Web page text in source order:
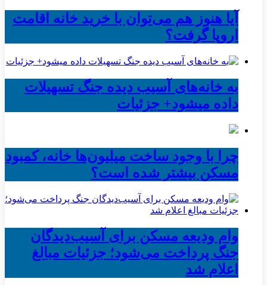
آیا هنوز هم می‌توان با خرید خانه اقامت
اروپا گرفت؟
به خانه‌های آسیب دیده جنگ تسهیلات
داده میشود+ جزئیات
چرا با وجود ساخت میلیون‌ها خانه، کمبود
مسکن بیشتر شده است؟
وام ودیعه مسکن برای آسیب‌دیدگان
جنگ پرداخت می‌شود؛ جزئیات مبالغ
اعلام شد